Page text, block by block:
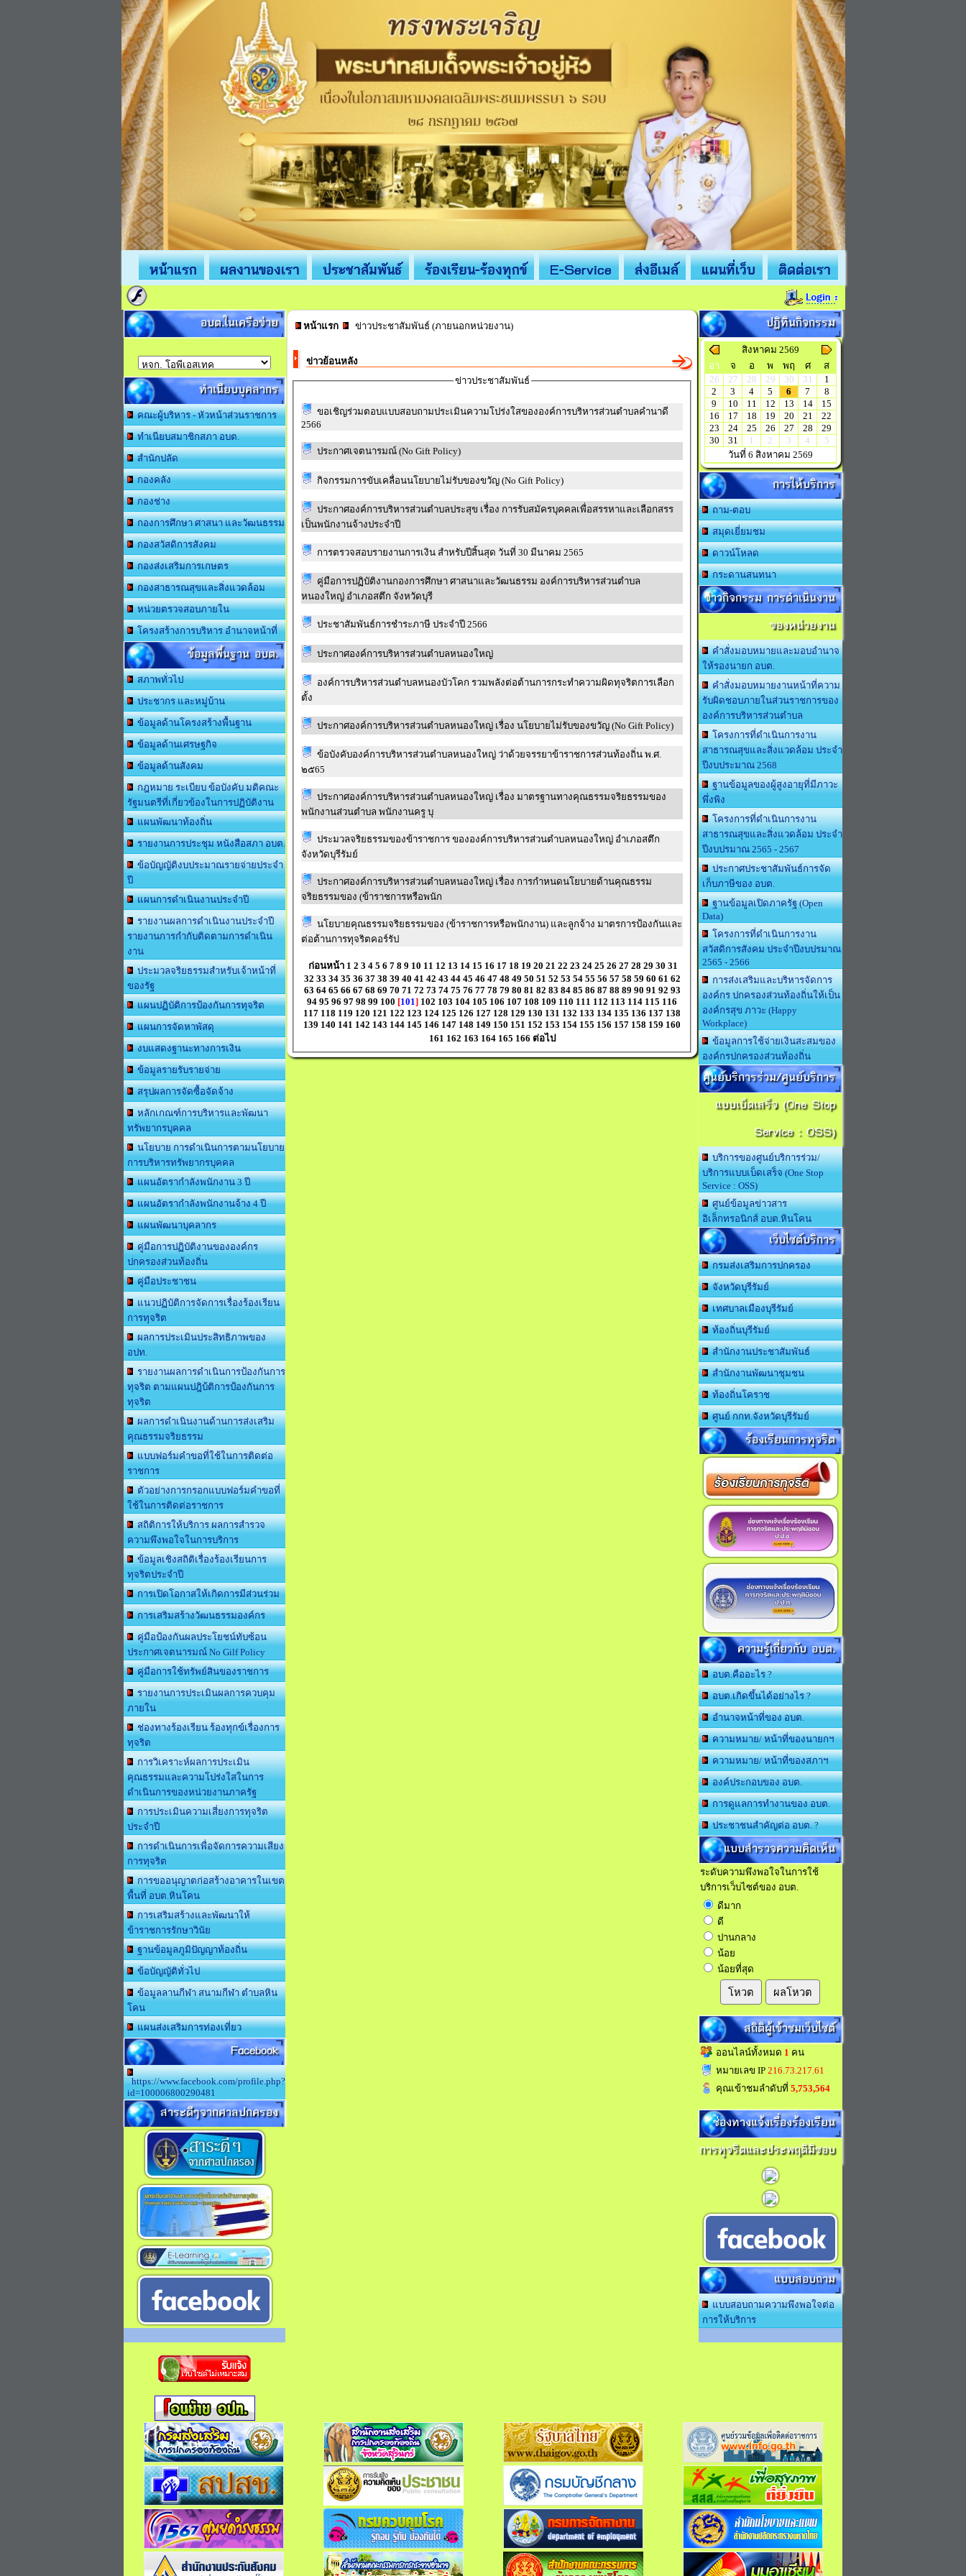
หน้าแรก ผลงานของเรา ประชาสัมพันธ์ ร้องเรียน-ร้องทุกข์ E-Service ส่งอีเมล์ แผนที่เว็บ ติดต่อเรา
อบต.ในเครือข่าย
ทำเนียบบุคลากร
คณะผู้บริหาร - หัวหน้าส่วนราชการ
ทำเนียบสมาชิกสภา อบต.
สำนักปลัด
กองคลัง
กองช่าง
กองการศึกษา ศาสนา และวัฒนธรรม
กองสวัสดิการสังคม
กองส่งเสริมการเกษตร
กองสาธารณสุขและสิ่งแวดล้อม
หน่วยตรวจสอบภายใน
โครงสร้างการบริหาร อำนาจหน้าที่
ข้อมูลพื้นฐาน อบต.
สภาพทั่วไป
ประชากร และหมู่บ้าน
ข้อมูลด้านโครงสร้างพื้นฐาน
ข้อมูลด้านเศรษฐกิจ
ข้อมูลด้านสังคม
กฎหมาย ระเบียบ ข้อบังคับ มติคณะ
รัฐมนตรีที่เกี่ยวข้องในการปฏิบัติงาน
แผนพัฒนาท้องถิ่น
รายงานการประชุม หนังสือสภา อบต.
ข้อบัญญัติงบประมาณรายจ่ายประจำ
ปี
แผนการดำเนินงานประจำปี
รายงานผลการดำเนินงานประจำปี
รายงานการกำกับติดตามการดำเนิน
งาน
ประมวลจริยธรรมสำหรับเจ้าหน้าที่
ของรัฐ
แผนปฏิบัติการป้องกันการทุจริต
แผนการจัดหาพัสดุ
งบแสดงฐานะทางการเงิน
ข้อมูลรายรับรายจ่าย
สรุปผลการจัดซื้อจัดจ้าง
หลักเกณฑ์การบริหารและพัฒนา
ทรัพยากรบุคคล
นโยบาย การดำเนินการตามนโยบาย
การบริหารทรัพยากรบุคคล
แผนอัตรากำลังพนักงาน 3 ปี
แผนอัตรากำลังพนักงานจ้าง 4 ปี
แผนพัฒนาบุคลากร
คู่มือการปฏิบัติงานขององค์กร
ปกครองส่วนท้องถิ่น
คู่มือประชาชน
แนวปฏิบัติการจัดการเรื่องร้องเรียน
การทุจริต
ผลการประเมินประสิทธิภาพของ
อปท.
รายงานผลการดำเนินการป้องกันการ
ทุจริต ตามแผนปฎิบ้ติการป้องกันการ
ทุจริต
ผลการดำเนินงานด้านการส่งเสริม
คุณธรรมจริยธรรม
แบบฟอร์มคำขอที่ใช้ในการติดต่อ
ราชการ
ตัวอย่างการกรอกแบบฟอร์มคำขอที่
ใช้ในการติดต่อราชการ
สถิติการให้บริการ ผลการสำรวจ
ความพึงพอใจในการบริการ
ข้อมูลเชิงสถิติเรื่องร้องเรียนการ
ทุจริตประจำปี
การเปิดโอกาสให้เกิดการมีส่วนร่วม
การเสริมสร้างวัฒนธรรมองค์กร
คู่มือป้องกันผลประโยชน์ทับซ้อน
ประกาศเจตนารมณ์ No Gilf Policy
คู่มือการใช้ทรัพย์สินของราชการ
รายงานการประเมินผลการควบคุม
ภายใน
ช่องทางร้องเรียน ร้องทุกข์เรื่องการ
ทุจริต
การวิเคราะห์ผลการประเมิน
คุณธรรมและความโปร่งใสในการ
ดำเนินการของหน่วยงานภาครัฐ
การประเมินความเสี่ยงการทุจริต
ประจำปี
การดำเนินการเพื่อจัดการความเสียง
การทุจริต
การขออนุญาตก่อสร้างอาคารในเขต
พื้นที่ อบต.หินโคน
การเสริมสร้างและพัฒนาให้
ข้าราชการรักษาวินัย
ฐานข้อมูลภูมิปัญญาท้องถิ่น
ข้อบัญญัติทั่วไป
ข้อมูลลานกีฬา สนามกีฬา ตำบลหิน
โคน
แผนส่งเสริมการท่องเที่ยว
Facebook
https://www.facebook.com/profile.php?
id=100006800290481
สาระดีๆจากศาลปกครอง
หน้าแรก ข่าวประชาสัมพันธ์ (ภายนอกหน่วยงาน)
ข่าวย้อนหลัง
ข่าวประชาสัมพันธ์
ขอเชิญร่วมตอบแบบสอบถามประเมินความโปร่งใสขององค์การบริหารส่วนตำบลคำนาดี
2566
ประกาศเจตนารมณ์ (No Gift Policy)
กิจกรรมการขับเคลื่อนนโยบายไม่รับของขวัญ (No Gift Policy)
ประกาศองค์การบริหารส่วนตำบลประสุข เรื่อง การรับสมัครบุคคลเพื่อสรรหาและเลือกสรร
เป็นพนักงานจ้างประจำปี
การตรวจสอบรายงานการเงิน สำหรับปีสิ้นสุด วันที่ 30 มีนาคม 2565
คู่มือการปฏิบัติงานกองการศึกษา ศาสนาและวัฒนธรรม องค์การบริหารส่วนตำบล
หนองใหญ่ อำเภอสตึก จังหวัดบุรี
ประชาสัมพันธ์การชำระภาษี ประจำปี 2566
ประกาศองค์การบริหารส่วนตำบลหนองใหญ่
องค์การบริหารส่วนตำบลหนองบัวโคก รวมพลังต่อต้านการกระทำความผิดทุจริตการเลือก
ตั้ง
ประกาศองค์การบริหารส่วนตำบลหนองใหญ่ เรื่อง นโยบายไม่รับของขวัญ (No Gift Policy)
ข้อบังคับองค์การบริหารส่วนตำบลหนองใหญ่ ว่าด้วยจรรยาข้าราชการส่วนท้องถิ่น พ.ศ.
๒๕65
ประกาศองค์การบริหารส่วนตำบลหนองใหญ่ เรื่อง มาตรฐานทางคุณธรรมจริยธรรมของ
พนักงานส่วนตำบล พนักงานครู บุ
ประมวลจริยธรรมของข้าราชการ ขององค์การบริหารส่วนตำบลหนองใหญ่ อำเภอสตึก
จังหวัดบุรีรัมย์
ประกาศองค์การบริหารส่วนตำบลหนองใหญ่ เรื่อง การกำหนดนโยบายด้านคุณธรรม
จริยธรรมของ (ข้าราชการหรือพนัก
นโยบายคุณธรรมจริยธรรมของ (ข้าราชการหรือพนักงาน) และลูกจ้าง มาตรการป้องกันและ
ต่อต้านการทุจริตคอร์รัป
ก่อนหน้า 1 2 3 4 5 6 7 8 9 10 11 12 13 14 15 16 17 18 19 20 21 22 23 24 25 26 27 28 29 30 31
32 33 34 35 36 37 38 39 40 41 42 43 44 45 46 47 48 49 50 51 52 53 54 55 56 57 58 59 60 61 62
63 64 65 66 67 68 69 70 71 72 73 74 75 76 77 78 79 80 81 82 83 84 85 86 87 88 89 90 91 92 93
94 95 96 97 98 99 100 [101] 102 103 104 105 106 107 108 109 110 111 112 113 114 115 116
117 118 119 120 121 122 123 124 125 126 127 128 129 130 131 132 133 134 135 136 137 138
139 140 141 142 143 144 145 146 147 148 149 150 151 152 153 154 155 156 157 158 159 160
161 162 163 164 165 166 ต่อไป
ปฏิทินกิจกรรม
สิงหาคม 2569
อา
จ อ พ พฤ ศ
ส
26
27 28 29 30 31
1
2
3 4 5 6 7
8
9
10 11 12 13 14
15
16
17 18 19 20 21
22
23
24 25 26 27 28
29
30
31 1 2 3 4
5
วันที่ 6 สิงหาคม 2569
การให้บริการ
ถาม-ตอบ
สมุดเยี่ยมชม
ดาวน์โหลด
กระดานสนทนา
ข่าวกิจกรรม การดำเนินงาน
ของหน่วยงาน
คำสั่งมอบหมายและมอบอำนาจ
ให้รองนายก อบต.
คำสั่งมอบหมายงานหน้าที่ความ
รับผิดชอบภายในส่วนราชการของ
องค์การบริหารส่วนตำบล
โครงการที่ดำเนินการงาน
สาธารณสุขและสิ่งแวดล้อม ประจำ
ปีงบประมาณ 2568
ฐานข้อมูลของผู้สูงอายุที่มีภาวะ
พึ่งพิง
โครงการที่ดำเนินการงาน
สาธารณสุขและสิ่งแวดล้อม ประจำ
ปีงบปรมาณ 2565 - 2567
ประกาศประชาสัมพันธ์การจัด
เก็บภาษีของ อบต.
ฐานข้อมูลเปิดภาครัฐ (Open
Data)
โครงการที่ดำเนินการงาน
สวัสดิการสังคม ประจำปีงบปรมาณ
2565 - 2566
การส่งเสริมและบริหารจัดการ
องค์กร ปกครองส่วนท้องถิ่นให้เป็น
องค์กรสุข ภาวะ (Happy
Workplace)
ข้อมูลการใช้จ่ายเงินสะสมของ
องค์กรปกครองส่วนท้องถิ่น
ศูนย์บริการร่วม/ศูนย์บริการ
แบบเบ็ดเสร็จ (One Stop
Service : OSS)
บริการของศูนย์บริการร่วม/
บริการแบบเบ็ดเสร็จ (One Stop
Service : OSS)
ศูนย์ข้อมูลข่าวสาร
อิเล็กทรอนิกส์ อบต.หินโคน
เว็บไซต์บริการ
กรมส่งเสริมการปกครอง
จังหวัดบุรีรัมย์
เทศบาลเมืองบุรีรัมย์
ท้องถิ่นบุรีรัมย์
สำนักงานประชาสัมพันธ์
สำนักงานพัฒนาชุมชน
ท้องถิ่นโคราช
ศูนย์ กกท.จังหวัดบุรีรัมย์
ร้องเรียนการทุจริต
ความรู้เกี่ยวกับ อบต.
อบต.คืออะไร ?
อบต.เกิดขึ้นได้อย่างไร ?
อำนาจหน้าที่ของ อบต.
ความหมาย/ หน้าที่ของนายกฯ
ความหมาย/ หน้าที่ของสภาฯ
องค์ประกอบของ อบต.
การดูแลการทำงานของ อบต.
ประชาชนสำคัญต่อ อบต. ?
แบบสำรวจความคิดเห็น
ระดับความพึงพอใจในการใช้
บริการเว็บไซต์ของ อบต.
ดีมาก
ดี
ปานกลาง
น้อย
น้อยที่สุด
โหวต ผลโหวต
สถิติผู้เข้าชมเว็บไซต์
ออนไลน์ทั้งหมด 1 คน
หมายเลข IP 216.73.217.61
คุณเข้าชมลำดับที่ 5,753,564
ช่องทางแจ้งเรื่องร้องเรียน
การทุจริตและประพฤติมิชอบ
แบบสอบถาม
แบบสอบถามความพึงพอใจต่อ
การให้บริการ